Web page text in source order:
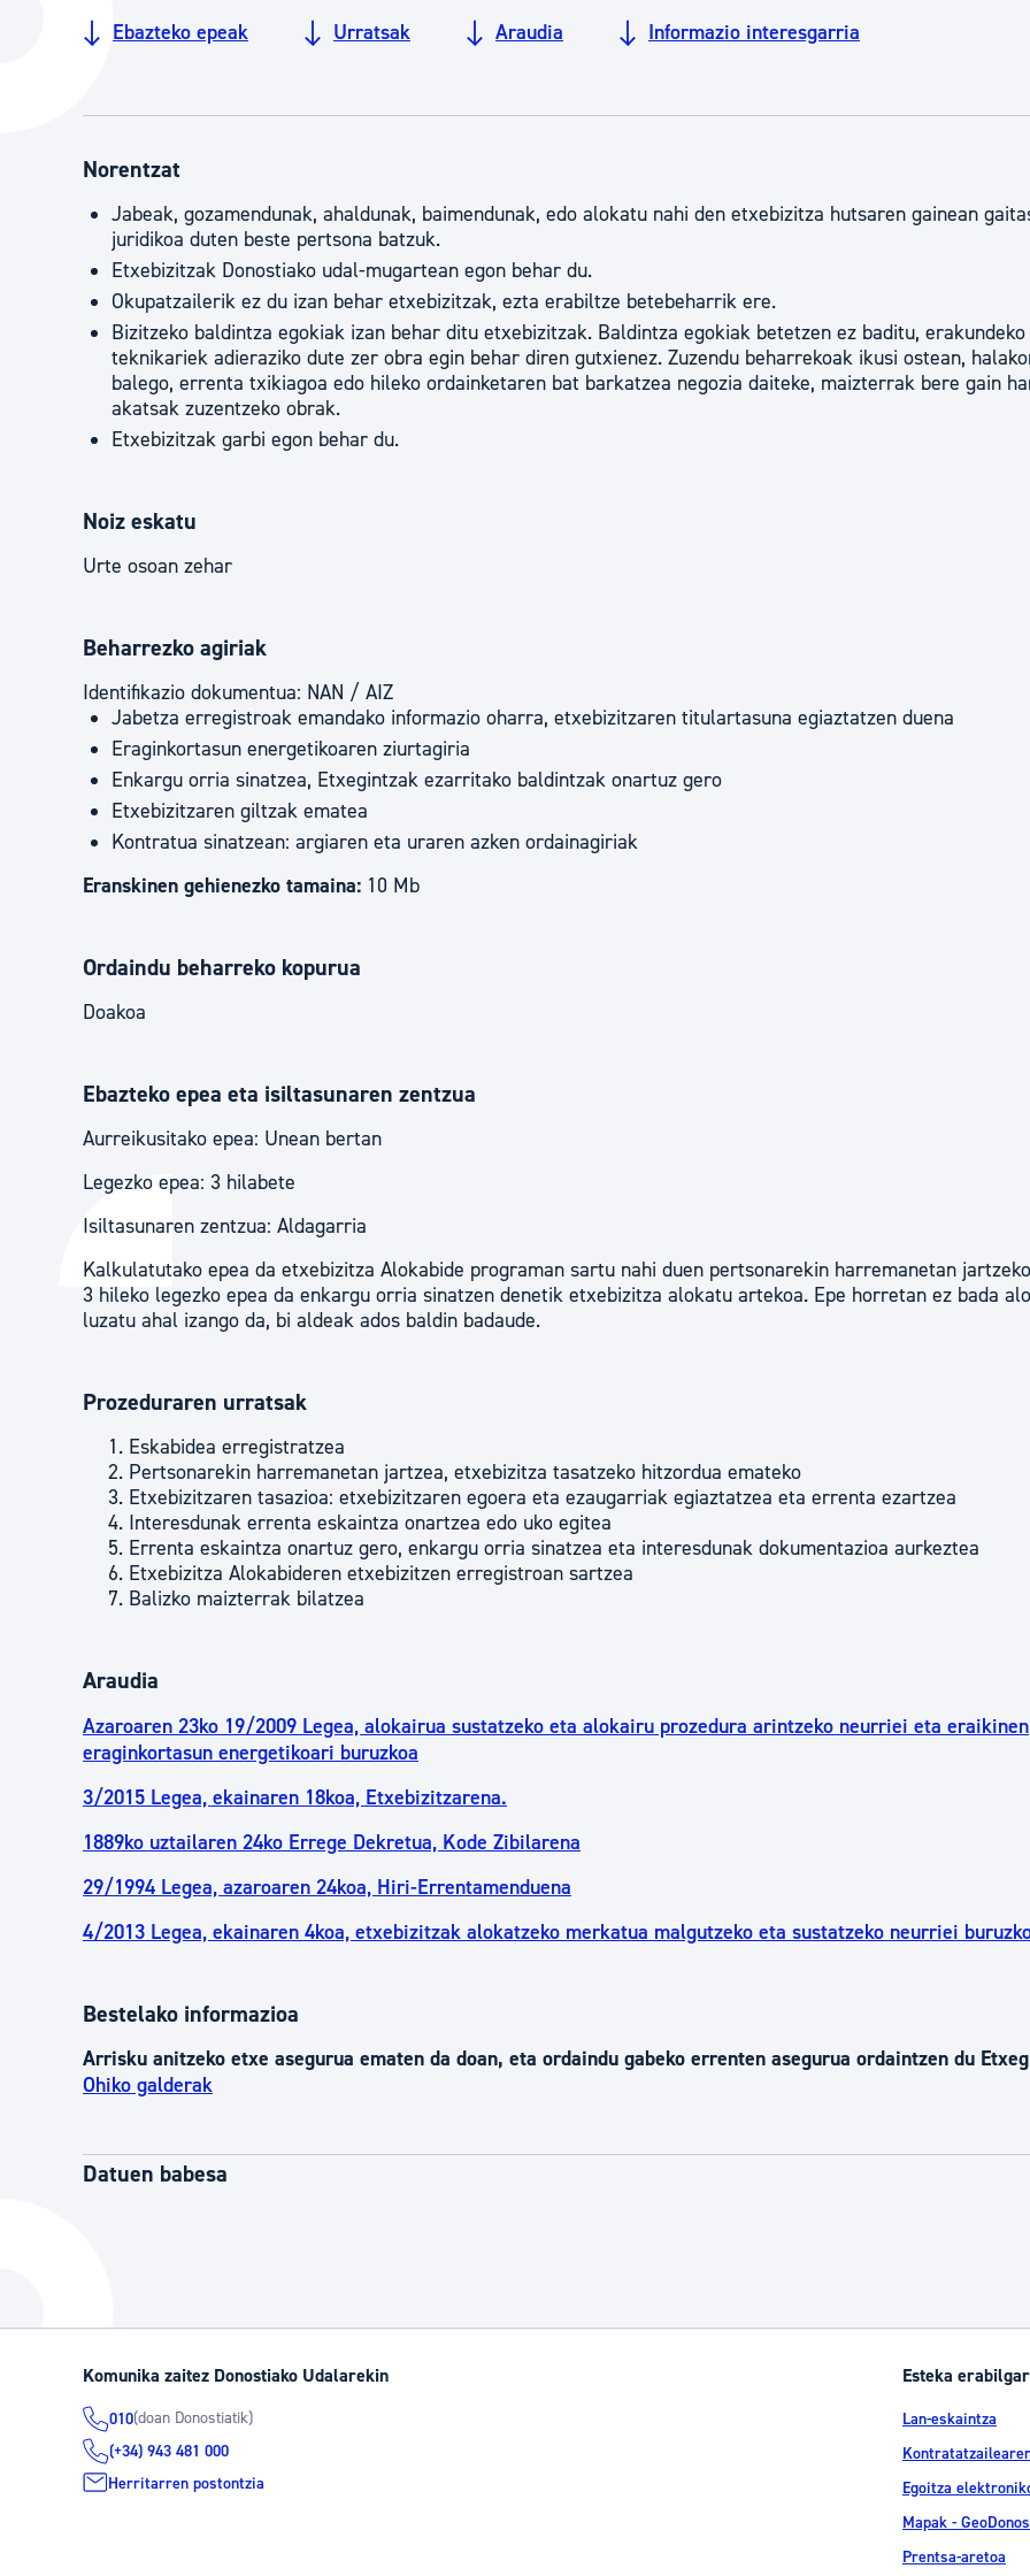
Hiria
Hiria ezagutu
Aktualitatea
Abisuak
Udal administrazioa
Egutegi fiskala
Ebazteko epeak Urratsak Araudia Informazio interesgarria
Norentzat
Jabeak, gozamendunak, ahaldunak, baimendunak, edo alokatu nahi den etxebizitza hutsaren gainean
juridikoa duten beste pertsona batzuk.
Etxebizitzak Donostiako udal-mugartean egon behar du.
Okupatzailerik ez du izan behar etxebizitzak, ezta erabiltze betebeharrik ere.
Bizitzeko baldintza egokiak izan behar ditu etxebizitzak. Baldintza egokiak betetzen ez baditu, erakundeko
teknikariek adieraziko dute zer obra egin behar diren gutxienez. Zuzendu beharrekoak ikusi ostean,
balego, errenta txikiagoa edo hileko ordainketaren bat barkatzea negozia daiteke, maizterrak bere gain
akatsak zuzentzeko obrak.
Etxebizitzak garbi egon behar du.
Noiz eskatu
Urte osoan zehar
Beharrezko agiriak
Identifikazio dokumentua: NAN / AIZ
Jabetza erregistroak emandako informazio oharra, etxebizitzaren titulartasuna egiaztatzen duena
Eraginkortasun energetikoaren ziurtagiria
Enkargu orria sinatzea, Etxegintzak ezarritako baldintzak onartuz gero
Etxebizitzaren giltzak ematea
Kontratua sinatzean: argiaren eta uraren azken ordainagiriak
Eranskinen gehienezko tamaina: 10 Mb
Ordaindu beharreko kopurua
Doakoa
Ebazteko epea eta isiltasunaren zentzua
Aurreikusitako epea: Unean bertan
Legezko epea: 3 hilabete
Isiltasunaren zentzua: Aldagarria
Kalkulatutako epea da etxebizitza Alokabide programan sartu nahi duen pertsonarekin harremanetan
3 hileko legezko epea da enkargu orria sinatzen denetik etxebizitza alokatu artekoa. Epe horretan ez bada
luzatu ahal izango da, bi aldeak ados baldin badaude.
Prozeduraren urratsak
Eskabidea erregistratzea
Pertsonarekin harremanetan jartzea, etxebizitza tasatzeko hitzordua emateko
Etxebizitzaren tasazioa: etxebizitzaren egoera eta ezaugarriak egiaztatzea eta errenta ezartzea
Interesdunak errenta eskaintza onartzea edo uko egitea
Errenta eskaintza onartuz gero, enkargu orria sinatzea eta interesdunak dokumentazioa aurkeztea
Etxebizitza Alokabideren etxebizitzen erregistroan sartzea
Balizko maizterrak bilatzea
Araudia
Azaroaren 23ko 19/2009 Legea, alokairua sustatzeko eta alokairu prozedura arintzeko neurriei eta eraikinen
eraginkortasun energetikoari buruzkoa
3/2015 Legea, ekainaren 18koa, Etxebizitzarena.
1889ko uztailaren 24ko Errege Dekretua, Kode Zibilarena
29/1994 Legea, azaroaren 24koa, Hiri-Errentamenduena
4/2013 Legea, ekainaren 4koa, etxebizitzak alokatzeko merkatua malgutzeko eta sustatzeko neurriei
Bestelako informazioa
Arrisku anitzeko etxe asegurua ematen da doan, eta ordaindu gabeko errenten asegurua ordaintzen du
Ohiko galderak
Datuen babesa
Komunika zaitez Donostiako Udalarekin
010(doan Donostiatik)
(+34) 943 481 000
Herritarren postontzia
Esteka
Lan-eskaintza
Egoitza
Mapak -
Prentsa-aretoa